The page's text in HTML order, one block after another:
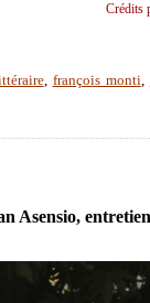
Crédits
, françois monti,
Asensio,